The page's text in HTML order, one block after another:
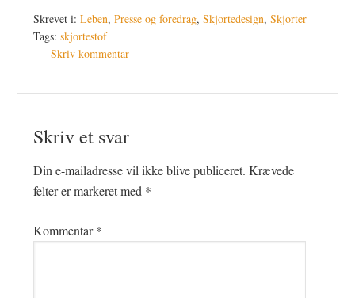
Skrevet i:Leben,Presse og foredrag,Skjortedesign,Skjorter
Tags:skjortestof
Skriv kommentar
Skriv et svar
Din e-mailadresse vil ikke blive publiceret. Krævede
felter er markeret med *
Kommentar*